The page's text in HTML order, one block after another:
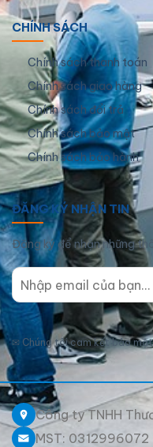
CHÍNH SÁCH
Chính sách thanh toán
Chính sách giao hàng
Chính sách đổi trả
Chính sách bảo mật
Chính sách bảo hành
ĐĂNG KÝ NHẬN TIN
Đăng ký để nhận những
✉ Chúng tôi cam kết bảo
Công ty TNHH
MST: 0312996072